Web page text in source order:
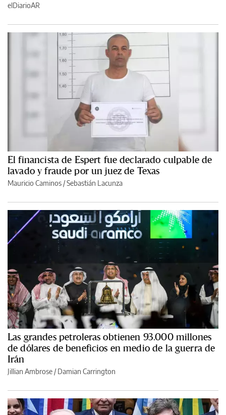
elDiarioAR
El financista de Espert fue declarado culpable de
lavado y fraude por un juez de Texas
Mauricio Caminos /Sebastián Lacunza
Las grandes petroleras obtienen 93.000 millones
de dólares de beneficios en medio de la guerra de
Irán
Jillian Ambrose / Damian Carrington